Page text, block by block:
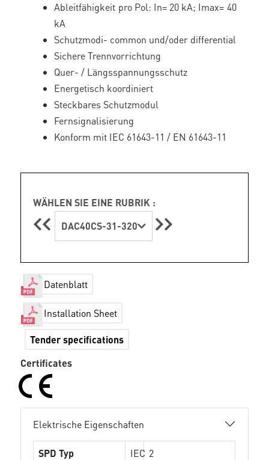
Ableitfähigkeit pro Pol: In= 20 kA; Imax= 40
kA
Schutzmodi- common und/oder differential
Sichere Trennvorrichtung
Quer- / Längsspannungsschutz
Energetisch koordiniert
Steckbares Schutzmodul
Fernsignalisierung
Konform mit IEC 61643-11 / EN 61643-11
WÄHLEN SIE EINE RUBRIK :
DAC40CS-31-320
Datenblatt
Installation Sheet
Tender specifications
Certificates
Elektrische Eigenschaften
SPD Typ IEC 2